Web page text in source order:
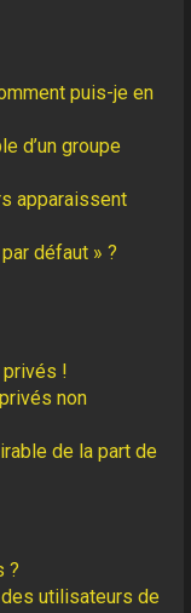
puis-je en
d’un groupe
apparaissent
défaut » ?
!
non
de la part de
?
utilisateurs de